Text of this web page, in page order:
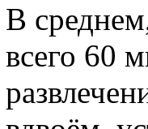
В
всего 60